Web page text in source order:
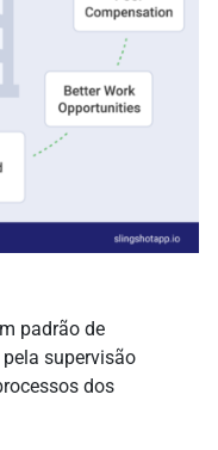
padrão de
supervisão
dos